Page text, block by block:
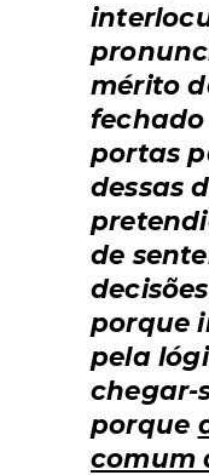
mérito
portas
dessas
de
porque
pela
chegar-
porque
comum